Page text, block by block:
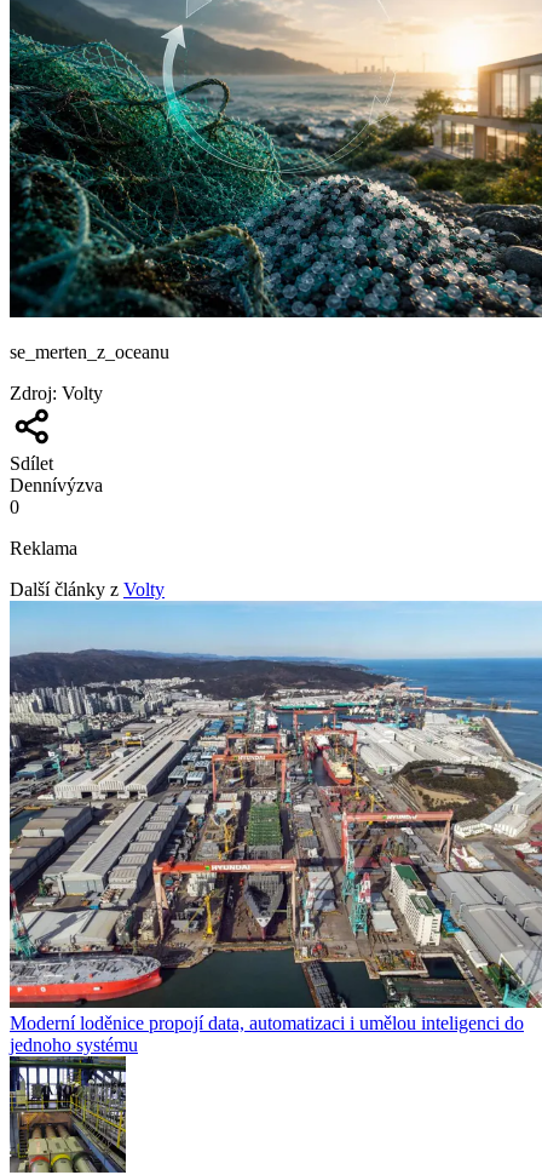
se_merten_z_oceanu
Zdroj: Volty
Sdílet
Dennívýzva
0
Reklama
Další články z Volty
Moderní loděnice propojí data, automatizaci i umělou inteligenci do
jednoho systému